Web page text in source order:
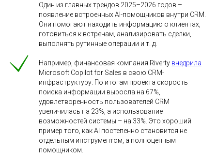
Один из главных трендов 2025–2026 годов –
появление встроенных AI-помощников внутри CRM.
Они помогают находить информацию о клиентах,
готовиться к встречам, анализировать сделки,
выполнять рутинные операции и т. д.
Например, финансовая компания Riverty внедрила
Microsoft Copilot for Sales в свою CRM-
инфраструктуру. По итогам проекта скорость
поиска информации выросла на 67%,
удовлетворенность пользователей CRM
увеличилась на 23%, а использование
возможностей системы – на 33%. Это хороший
пример того, как AI постепенно становится не
отдельным инструментом, а полноценным
помощником.